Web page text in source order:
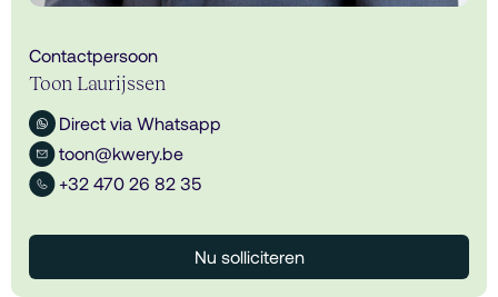
Contactpersoon
Toon Laurijssen
Direct via Whatsapp
toon@kwery.be
+32 470 26 82 35
Nu solliciteren